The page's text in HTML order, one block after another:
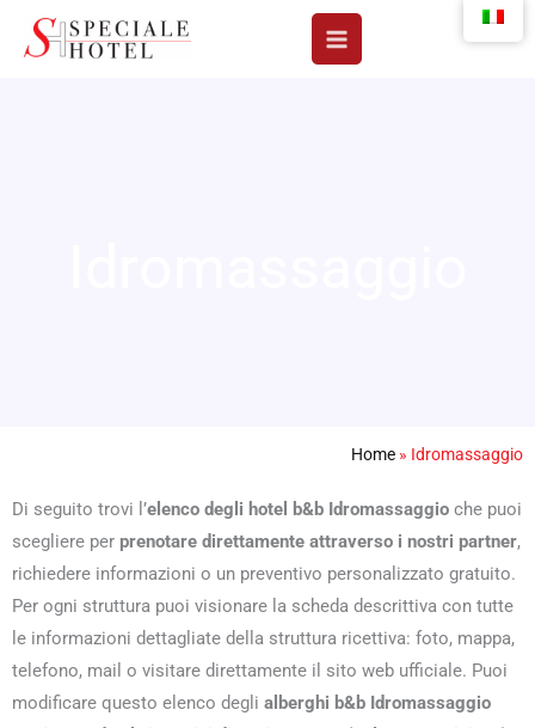
Home » Idromassaggio
Di seguito trovi l’elenco degli hotel b&b Idromassaggio che puoi
scegliere per prenotare direttamente attraverso i nostri partner,
richiedere informazioni o un preventivo personalizzato gratuito.
Per ogni struttura puoi visionare la scheda descrittiva con tutte
le informazioni dettagliate della struttura ricettiva: foto, mappa,
telefono, mail o visitare direttamente il sito web ufficiale. Puoi
modificare questo elenco degli alberghi b&b Idromassaggio